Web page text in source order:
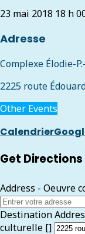
23 mai 2018 18 h
Adresse
Complexe Élodie-
2225 route
Other Events
Calendrier
Get Directions
Address - Oeuvre
Destination
culturelle []